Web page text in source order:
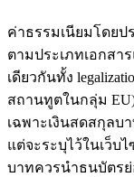
ค่าธรรมเนียมโดยป
ตามประเภทเอกสา
เดียวกันทั้ง
สถานทูตในกลุ่ม
เฉพาะเงินสดสกุลบ
แต่จะระบุไว้ในเว็บ
บาทควรนำธนบัตร